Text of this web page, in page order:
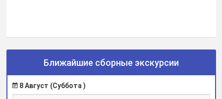
Ближайшие сборные экскурсии
8 Август (Суббота )